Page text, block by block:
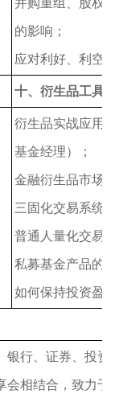
并购重组、股权
的影响；
应对利好、利空
十、衍生品工具
衍生品实战应用
基金经理）；
金融衍生品市场
三固化交易系统
普通人量化交易
私募基金产品的
如何保持投资盈
行、证券、投资
会相结合，致力于